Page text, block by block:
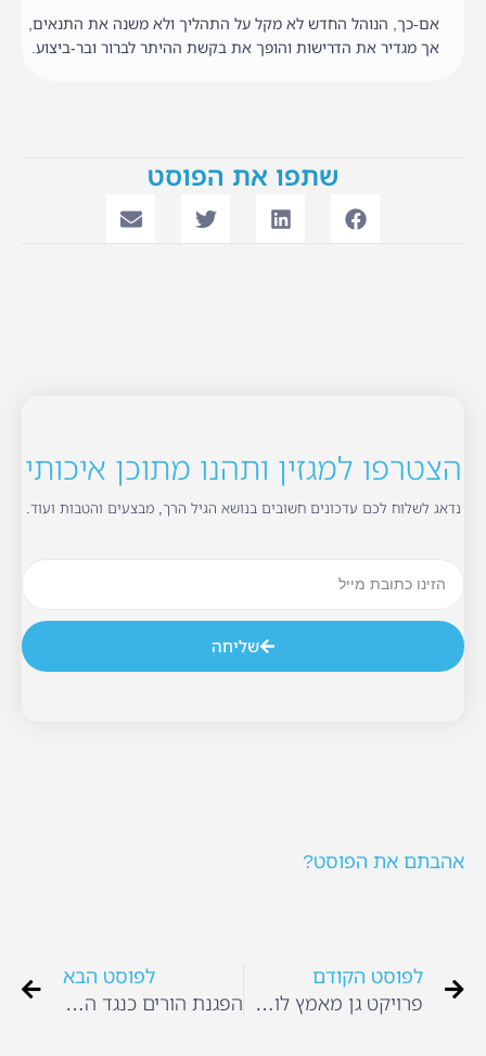
אם-כך, הנוהל החדש לא מקל על התהליך ולא משנה את התנאים,
אך מגדיר את הדרישות והופך את בקשת ההיתר לברור ובר-ביצוע.
שתפו את הפוסט
הצטרפו למגזין ותהנו מתוכן איכותי
נדאג לשלוח לכם עדכונים חשובים בנושא הגיל הרך, מבצעים והטבות ועוד.
שליחה
אהבתם את הפוסט?
לפוסט הקודם
פרויקט גן מאמץ לוחם בודד יוצא לדרך
לפוסט הבא
הפגנת הורים כנגד התעללות בפעוטות